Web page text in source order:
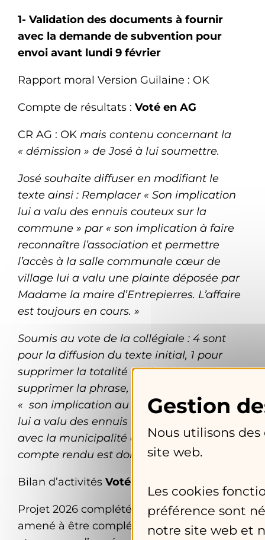
1- Validation des documents à fournir
avec la demande de subvention pour
envoi avant lundi 9 février
Rapport moral Version Guilaine : OK
Compte de résultats : Voté en AG
CR AG : OK mais contenu concernant la
« démission » de José à lui soumettre.
José souhaite diffuser en modifiant le
texte ainsi : Remplacer « Son implication
lui a valu des ennuis couteux sur la
commune » par « son implication à faire
reconnaître l’association et permettre
l’accès à la salle communale cœur de
village lui a valu une plainte déposée par
Madame la maire d’Entrepierres. L’affaire
est toujours en cours. »
Soumis au vote de la collégiale : 4 sont
pour la diffusion du texte initial, 1 pour
supprimer la totalité de l’article, 1 pour
supprimer la phrase, 1 propose l’ajout de
« son implication au nom de l’association
lui a valu des ennuis coûteux (déboires)
avec la municipalité d’Entrepierres ». Le
compte rendu est donc diffusé en l’état.
Bilan d’activités Voté en AG
Projet 2026 complété OK Préciser qu’il est
amené à être complété par les adhérents
Nous utilisons
site web.
Les cookies
préférence sont
notre site web et